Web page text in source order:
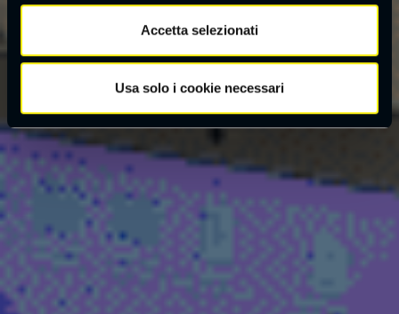
Accetta selezionati
Usa solo i cookie necessari